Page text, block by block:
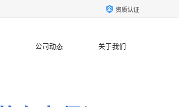
资质认证
公司动态 关于我们